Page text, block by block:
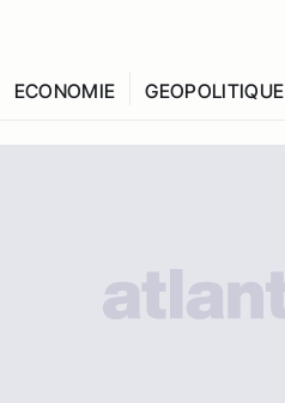
ECONOMIE GEOPOLITIQUE